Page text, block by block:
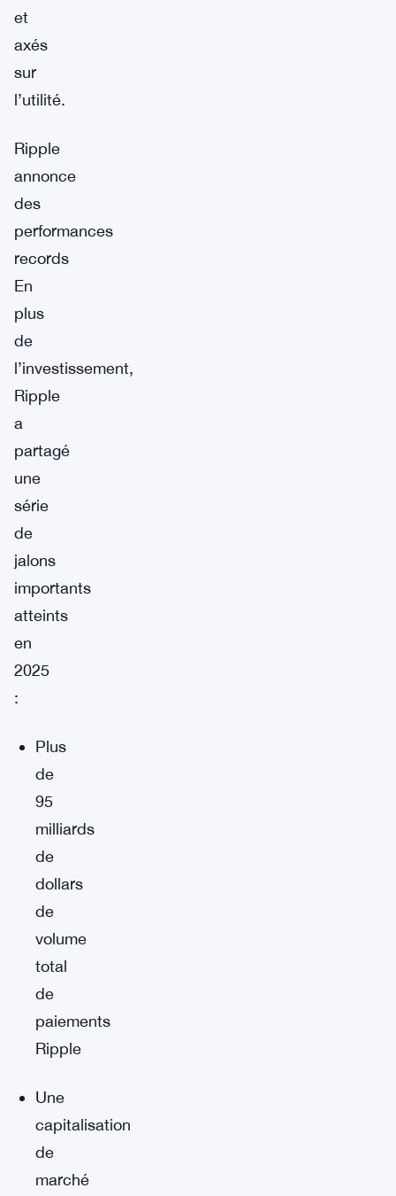
et
axés
sur
l’utilité.
Ripple
annonce
des
performances
records
En
plus
de
l’investissement,
Ripple
a
partagé
une
série
de
jalons
importants
atteints
en
2025
:
Plus
de
95
milliards
de
dollars
de
volume
total
de
paiements
Ripple
Une
capitalisation
de
marché